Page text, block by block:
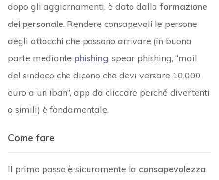
dopo gli aggiornamenti, è dato dalla formazione
del personale. Rendere consapevoli le persone
degli attacchi che possono arrivare (in buona
parte mediante phishing, spear phishing, “mail
del sindaco che dicono che devi versare 10.000
euro a un iban”, app da cliccare perché divertenti
o simili) è fondamentale.
Come fare
Il primo passo è sicuramente la consapevolezza